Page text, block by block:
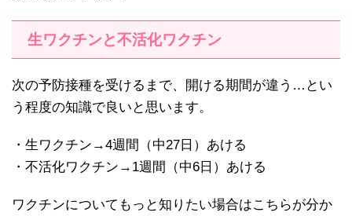
生ワクチンと不活化ワクチン
次の予防接種を受けるまで、開ける期間が違う…とい
う程度の知識で良いと思います。
・生ワクチン→4週間（中27日）あける
・不活化ワクチン→1週間（中6日）あける
ワクチンについてもっと知りたい場合はこちらが分か